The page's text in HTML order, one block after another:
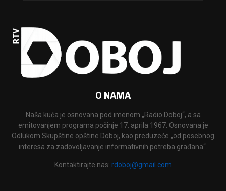
O NAMA
Naša kuća je osnovana pod imenom „Radio Doboj“, a sa
emitovanjem programa počinje 17. aprila 1967. Osnovana je
Odlukom Skupštine opštine Doboj, kao preduzeće „od posebnog
interesa za zadovoljavanje informativnih potreba građana“.
Kontaktirajte nas: rdoboj@gmail.com